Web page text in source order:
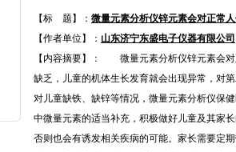
【标 题】： 微量元素分析仪锌元素会对正常
【作者单位】： 山东济宁东盛电子仪器有限公司
【内容摘要】： 微量元素分析仪锌元素会
缺乏，儿童的机体生长发育就会出现异常，
对儿童缺铁、缺锌等情况，微量元素分析仪保
中微量元素的适当补充，积极做好儿童及其家
否则也会有诱发相关疾病的可能。家长需要定